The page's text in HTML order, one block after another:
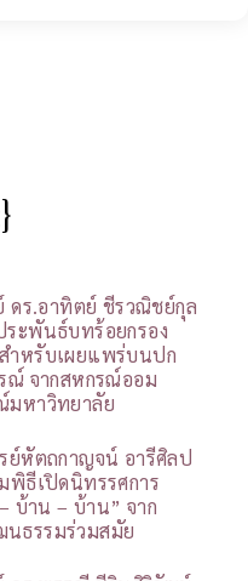
ดร.อาทิตย์ ชีรวณิชย์กุล
ะพันธ์บทร้อยกรอง
ำหรับเผยแพร่บนปก
ณ์ จากสหกรณ์ออม
มหาวิทยาลัย
ย์หัตถกาญจน์ อารีศิลป
พิธีเปิดนิทรรศการ
บ้าน – บ้าน” จาก
ธรรมร่วมสมัย